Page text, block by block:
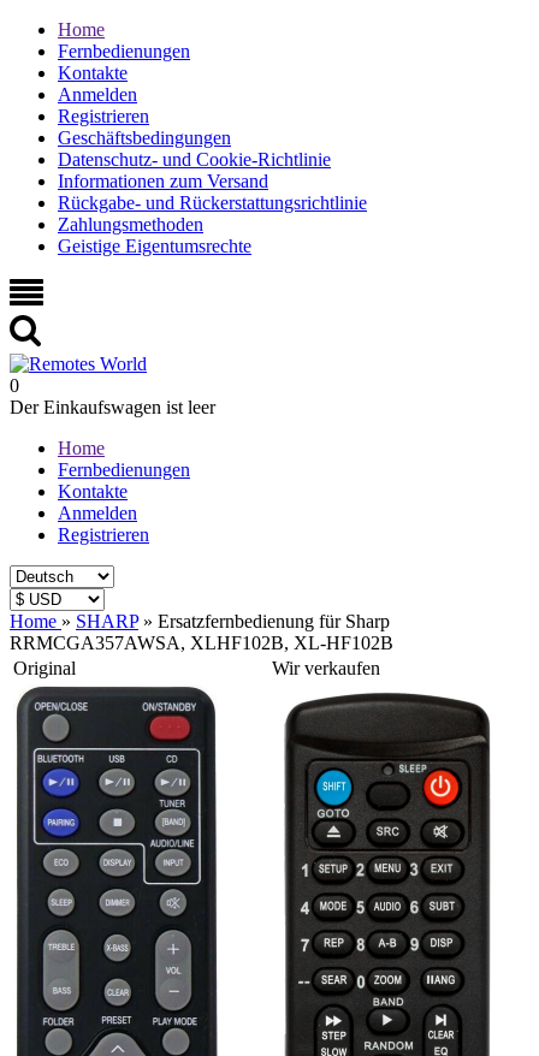
Home
Fernbedienungen
Kontakte
Anmelden
Registrieren
Geschäftsbedingungen
Datenschutz- und Cookie-Richtlinie
Informationen zum Versand
Rückgabe- und Rückerstattungsrichtlinie
Zahlungsmethoden
Geistige Eigentumsrechte
0
Der Einkaufswagen ist leer
Home
Fernbedienungen
Kontakte
Anmelden
Registrieren
Home » SHARP » Ersatzfernbedienung für Sharp
RRMCGA357AWSA, XLHF102B, XL-HF102B
Original
Wir verkaufen